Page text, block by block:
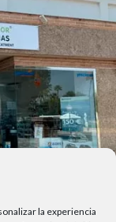
la experiencia